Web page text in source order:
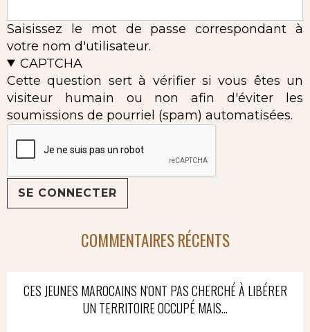
Saisissez le mot de passe correspondant à
votre nom d'utilisateur.
CAPTCHA
Cette question sert à vérifier si vous êtes un
visiteur humain ou non afin d'éviter les
soumissions de pourriel (spam) automatisées.
COMMENTAIRES RÉCENTS
CES JEUNES MAROCAINS N'ONT PAS CHERCHÉ À LIBÉRER
UN TERRITOIRE OCCUPÉ MAIS...